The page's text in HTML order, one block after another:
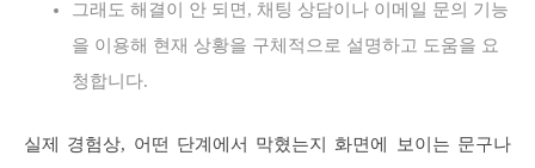
그래도 해결이 안 되면, 채팅 상담이나 이메일 문의 기능
을 이용해 현재 상황을 구체적으로 설명하고 도움을 요
청합니다.
실제 경험상, 어떤 단계에서 막혔는지 화면에 보이는 문구나